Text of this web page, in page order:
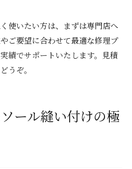
使いたい方は、まずは専門店へ
ご要望に合わせて最適な修理プ
績でサポートいたします。見積
うぞ。
ール縫い付けの極